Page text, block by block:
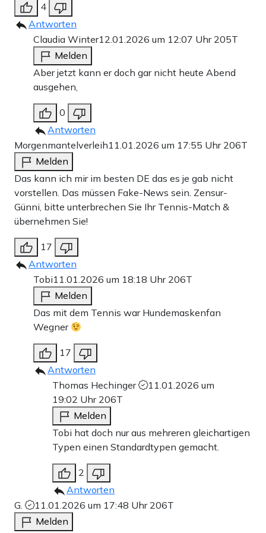
4
Antworten
Claudia Winter12.01.2026 um 12:07 Uhr 205T
Melden
Aber jetzt kann er doch gar nicht heute Abend
ausgehen,
0
Antworten
Morgenmantelverleih11.01.2026 um 17:55 Uhr 206T
Melden
Das kann ich mir im besten DE das es je gab nicht
vorstellen. Das müssen Fake-News sein. Zensur-
Günni, bitte unterbrechen Sie Ihr Tennis-Match &
übernehmen Sie!
17
Antworten
Tobi11.01.2026 um 18:18 Uhr 206T
Melden
Das mit dem Tennis war Hundemaskenfan
Wegner
17
Antworten
Thomas Hechinger
11.01.2026 um
19:02 Uhr 206T
Melden
Tobi hat doch nur aus mehreren gleichartigen
Typen einen Standardtypen gemacht.
2
Antworten
G.
11.01.2026 um 17:48 Uhr 206T
Melden